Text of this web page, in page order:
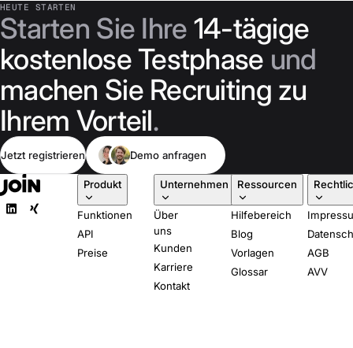
HEUTE STARTEN
Starten Sie Ihre 14-tägige
kostenlose Testphase und
machen Sie Recruiting zu
Ihrem Vorteil.
Jetzt registrieren Demo anfragen
Produkt
Funktionen
API
Preise
Unternehmen
Über
uns
Kunden
Karriere
Kontakt
Ressourcen
Hilfebereich
Blog
Vorlagen
Glossar
AGB
AVV